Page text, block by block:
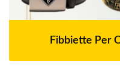
Fibbiette Per